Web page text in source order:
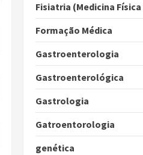
Fisiatria (Medicina
Formação Médica
Gastroenterologia
Gastroenterológica
Gastrologia
Gatroentorologia
genética